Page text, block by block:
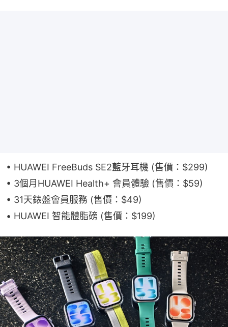
• HUAWEI FreeBuds SE2藍牙耳機 (售價：$299)
• 3個月HUAWEI Health+ 會員體驗 (售價：$59)
• 31天錶盤會員服務 (售價：$49)
• HUAWEI 智能體脂磅 (售價：$199)